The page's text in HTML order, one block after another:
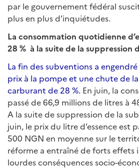
par le gouvernement fédéral
plus en plus d'inquiétudes.
La consommation quotidienne
28 % à la suite de la suppression
La fin des subventions a
prix à la pompe et une chute de
carburant de 28 %. En juin, la
passé de 66,9 millions de litres à
A la suite de suppression de la
juin, le prix du litre d’essence est
500 NGN en moyenne sur le
réforme a entraîné de forts effets
lourdes conséquences socio-